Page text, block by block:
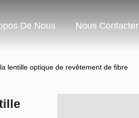
De Nous Nous Contacter
lentille optique de revêtement de fibre